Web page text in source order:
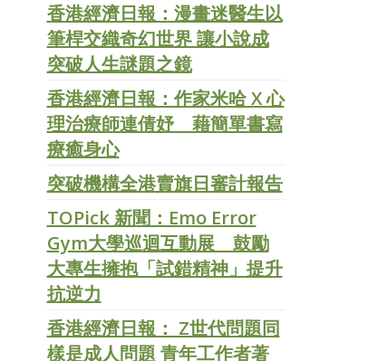
香港經濟日報：漫畫迷醫生以
筆桿交織奇幻世界 讓小說成
突破人生謎題之鏡
香港經濟日報：作家米哈 X 心
理治療師連倩妤 藉簡單書寫
療癒身心
突破機構全港賣旗日審計報告
TOPick 新聞：Emo Error
Gym大學巡迴互動展 鼓勵
大專生擁抱「試錯精神」提升
抗逆力
香港經濟日報： Z世代問題同
樣是成人問題 青年工作者著